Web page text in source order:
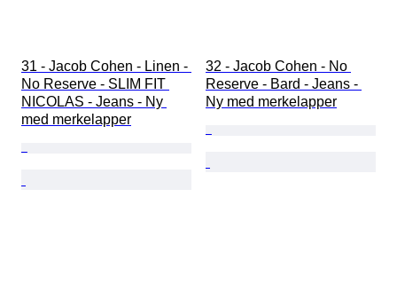
31 - Jacob Cohen - Linen -
No Reserve - SLIM FIT
NICOLAS - Jeans - Ny
med merkelapper
32 - Jacob Cohen - No
Reserve - Bard - Jeans -
Ny med merkelapper